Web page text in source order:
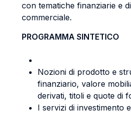
con tematiche finanziarie e
commerciale.
PROGRAMMA SINTETICO
Nozioni di prodotto e
finanziario, valore
derivati, titoli e quote di
I servizi di investimento